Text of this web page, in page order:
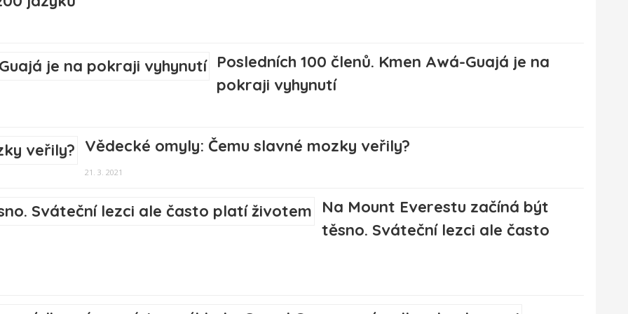
Posledních 100 členů. Kmen Awá-Guajá je na
pokraji vyhynutí
Vědecké omyly: Čemu slavné mozky veřily?
21. 3. 2021
Na Mount Everestu začíná být
těsno. Sváteční lezci ale často